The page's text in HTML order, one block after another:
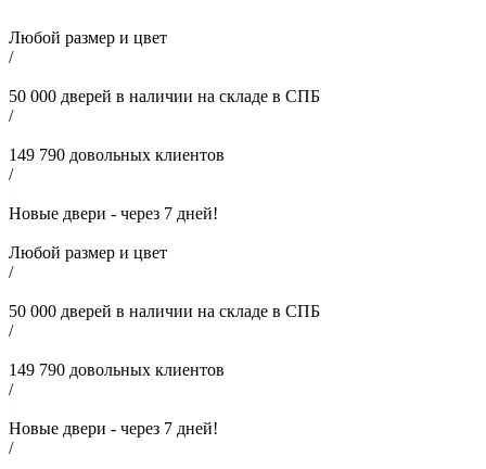
Любой размер и цвет
/
50 000 дверей в наличии на складе в СПБ
/
149 790 довольных клиентов
/
Новые двери - через 7 дней!
Любой размер и цвет
/
50 000 дверей в наличии на складе в СПБ
/
149 790 довольных клиентов
/
Новые двери - через 7 дней!
/